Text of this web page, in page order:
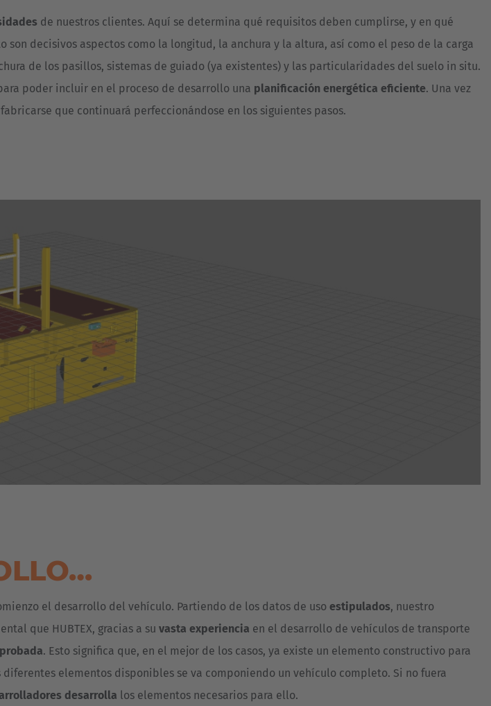
de nuestros clientes. Aquí se determina qué requisitos deben cumplirse, y en qué
son decisivos aspectos como la longitud, la anchura y la altura, así como el peso de la carga
de los pasillos, sistemas de guiado (ya existentes) y las particularidades del suelo in situ.
poder incluir en el proceso de desarrollo una planificación energética eficiente. Una vez
que continuará perfeccionándose en los siguientes pasos.
el desarrollo del vehículo. Partiendo de los datos de uso estipulados, nuestro
que HUBTEX, gracias a su vasta experiencia en el desarrollo de vehículos de transporte
. Esto significa que, en el mejor de los casos, ya existe un elemento constructivo para
elementos disponibles se va componiendo un vehículo completo. Si no fuera
desarrolla los elementos necesarios para ello.